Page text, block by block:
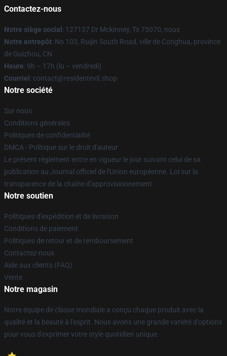
Contactez-nous
Notre siège social : 127137 Dr Mckinney, Tx 75070, nous
Notre entrepôt: No 103, Ruijin South Road, ville de Conghua, province
de Guizhou, CN
Heure: 9h – 17h (lu – vendredi)
Courriel : contact@residentevil.shop
Notre société
Sur nous
Conditions générales
Politiques de confidentialité
DMCA - Politique sur le droit d'auteur
Le présent règlement entre en vigueur le jour suivant celui de sa
publication au Journal officiel de l'Union européenne. Loi sur la
transparence de la chaîne d'approvisionnement
Notre soutien
Politiques d'expédition et de livraison
Conditions de paiement
Politiques de retour et de remboursement
Contactez-nous
Aide aux clients (FAQ)
Vente
Notre magasin
Notre équipe de classe mondiale a conçu chaque produit avec la
qualité et la beauté à l'esprit. Nous avons une grande variété d'options
pour vous d'exprimer votre style quotidien unique.